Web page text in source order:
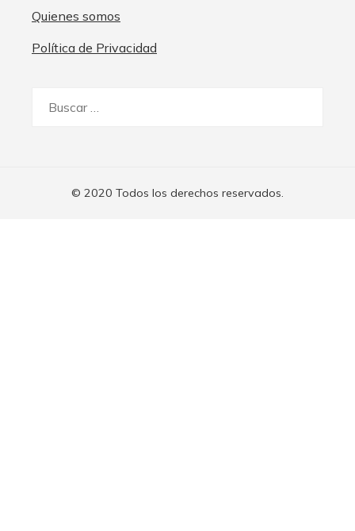
Quienes somos
Política de Privacidad
© 2020 Todos los derechos reservados.